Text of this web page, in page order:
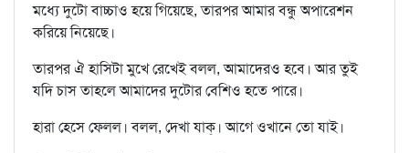
মধ্যে দুটো বাচ্চাও হয়ে গিয়েছে, তারপর আমার বন্ধু অপারেশন
করিয়ে নিয়েছে।
তারপর ঐ হাসিটা মুখে রেখেই বলল, আমাদেরও হবে। আর তুই
যদি চাস তাহলে আমাদের দুটোর বেশিও হতে পারে।
হারা হেসে ফেলল। বলল, দেখা যাক্‌। আগে ওখানে তো যাই।